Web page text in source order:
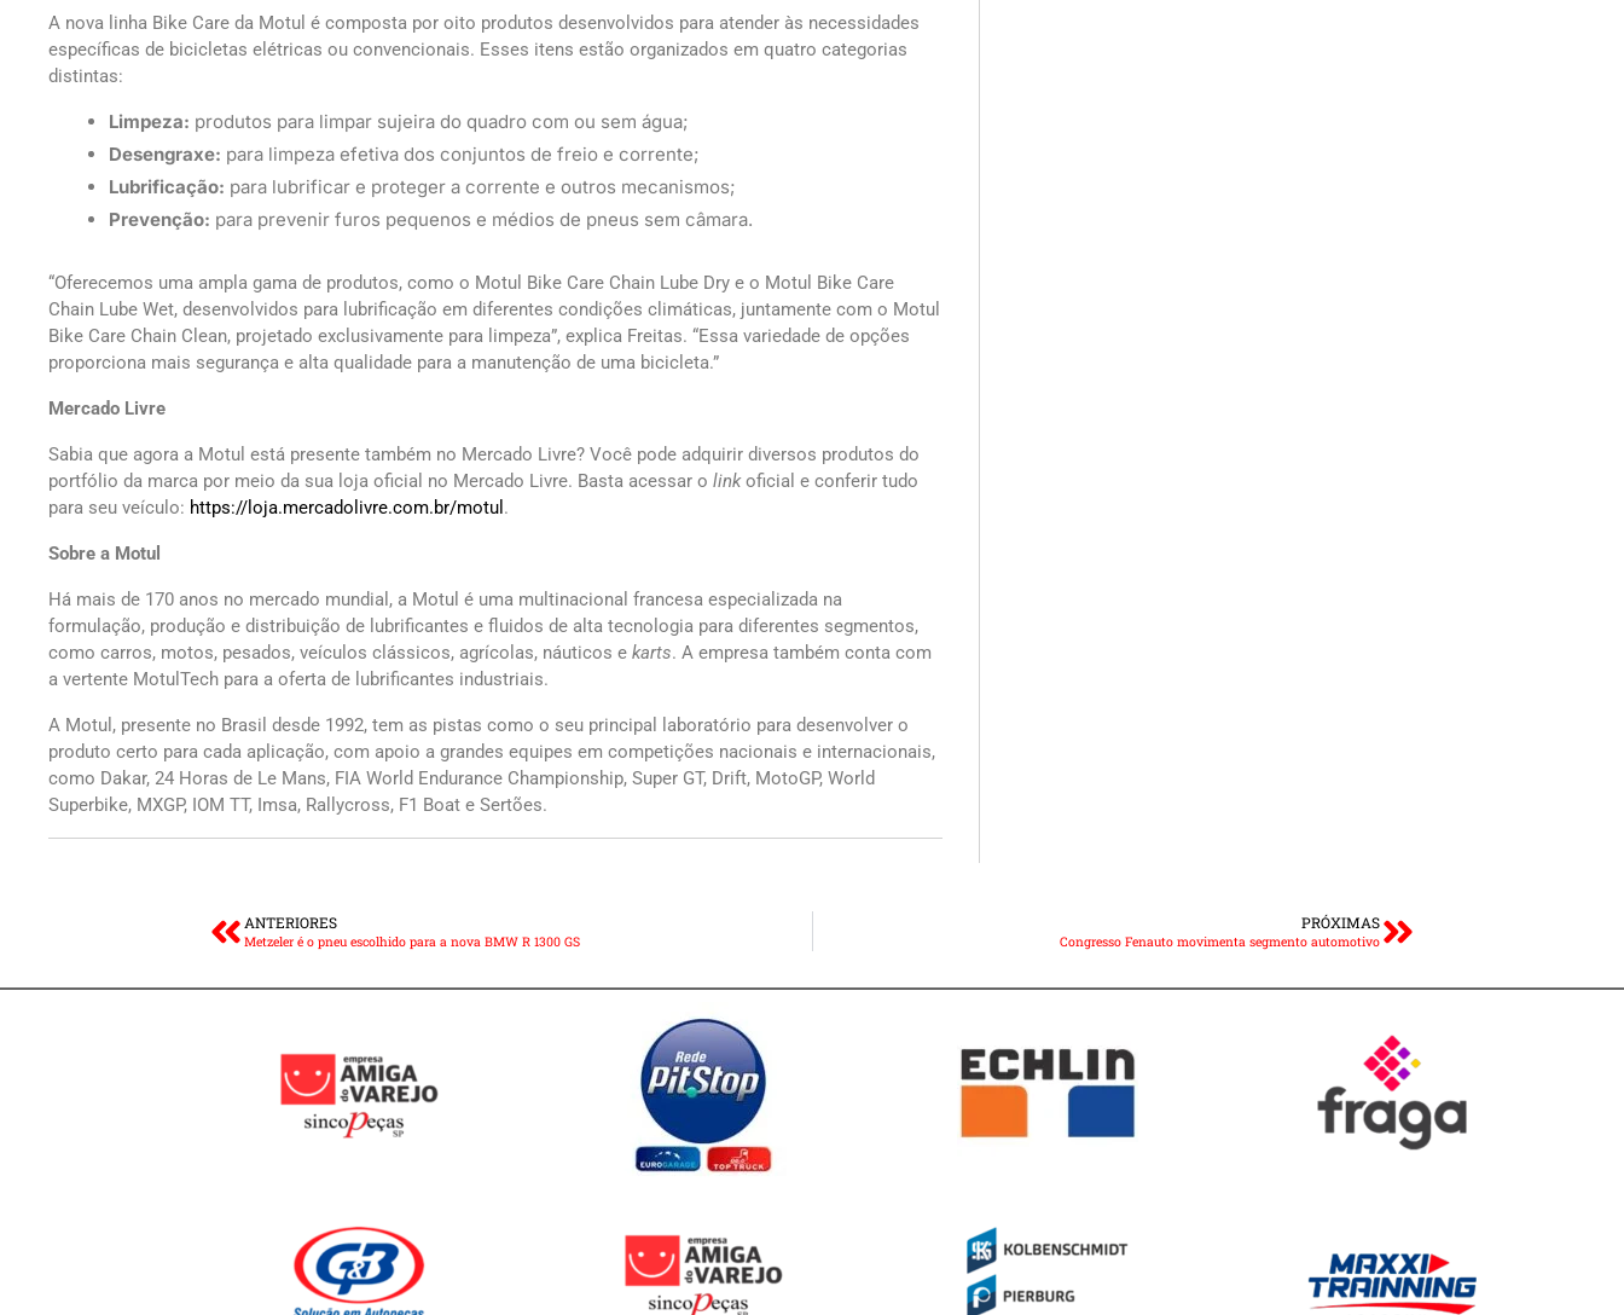
A nova linha Bike Care da Motul é composta por oito produtos desenvolvidos para atender às necessidades
específicas de bicicletas elétricas ou convencionais. Esses itens estão organizados em quatro categorias
distintas:
Limpeza: produtos para limpar sujeira do quadro com ou sem água;
Desengraxe: para limpeza efetiva dos conjuntos de freio e corrente;
Lubrificação: para lubrificar e proteger a corrente e outros mecanismos;
Prevenção: para prevenir furos pequenos e médios de pneus sem câmara.
“Oferecemos uma ampla gama de produtos, como o Motul Bike Care Chain Lube Dry e o Motul Bike Care
Chain Lube Wet, desenvolvidos para lubrificação em diferentes condições climáticas, juntamente com o Motul
Bike Care Chain Clean, projetado exclusivamente para limpeza”, explica Freitas. “Essa variedade de opções
proporciona mais segurança e alta qualidade para a manutenção de uma bicicleta.”
Mercado Livre
Sabia que agora a Motul está presente também no Mercado Livre? Você pode adquirir diversos produtos do
portfólio da marca por meio da sua loja oficial no Mercado Livre. Basta acessar o linkoficial e conferir tudo
para seu veículo: https://loja.mercadolivre.com.br/motul .
Sobre a Motul
Há mais de 170 anos no mercado mundial, a Motul é uma multinacional francesa especializada na
formulação, produção e distribuição de lubrificantes e fluidos de alta tecnologia para diferentes segmentos,
como carros, motos, pesados, veículos clássicos, agrícolas, náuticos e karts. A empresa também conta com
a vertente MotulTech para a oferta de lubrificantes industriais.
A Motul, presente no Brasil desde 1992, tem as pistas como o seu principal laboratório para desenvolver o
produto certo para cada aplicação, com apoio a grandes equipes em competições nacionais e internacionais,
como Dakar, 24 Horas de Le Mans, FIA World Endurance Championship, Super GT, Drift, MotoGP, World
Superbike, MXGP, IOM TT, Imsa, Rallycross, F1 Boat e Sertões.
ANTERIORES
Metzeler é o pneu escolhido para a nova BMW R 1300 GS
PRÓXIMAS
Congresso Fenauto movimenta segmento automotivo